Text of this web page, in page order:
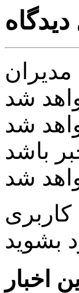
باشد
شد
كاربری
بشويد
اخبار